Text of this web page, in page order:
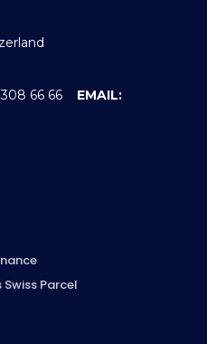
308 66 66 EMAIL:
Parcel